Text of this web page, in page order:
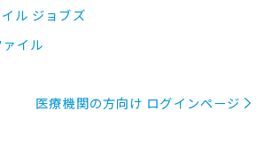
ル ジョブズ
イル
医療機関の方向け ログインページ